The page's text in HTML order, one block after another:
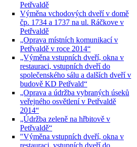
Petřvaldě
Výměna vchodových dveří v domě
čp. 1734 a 1737 na ul. Ráčkove v
Petřvaldě
„Oprava místních komunikací v
Petřvaldě v roce 2014“
„Výměna vstupních dveří, okna v
restauraci, vstupních dveří do
společenského sálu a dalších dveří v
budově KD Petřvald“
„Oprava a údržba vybraných úseků
veřejného osvětlení v Petřvaldě
2014“
„Údržba zeleně na hřbitově v
Petřvaldě“
"Výměna vstupních dveří, okna v
restauraci, vstupních dveří do